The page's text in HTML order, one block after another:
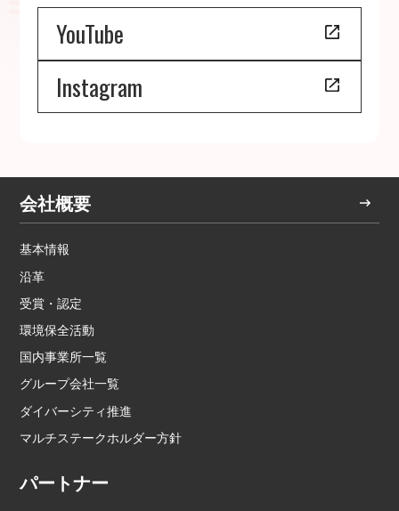
YouTube
Instagram
会社概要
基本情報
沿革
受賞・認定
環境保全活動
国内事業所一覧
グループ会社一覧
ダイバーシティ推進
マルチステークホルダー方針
パートナー